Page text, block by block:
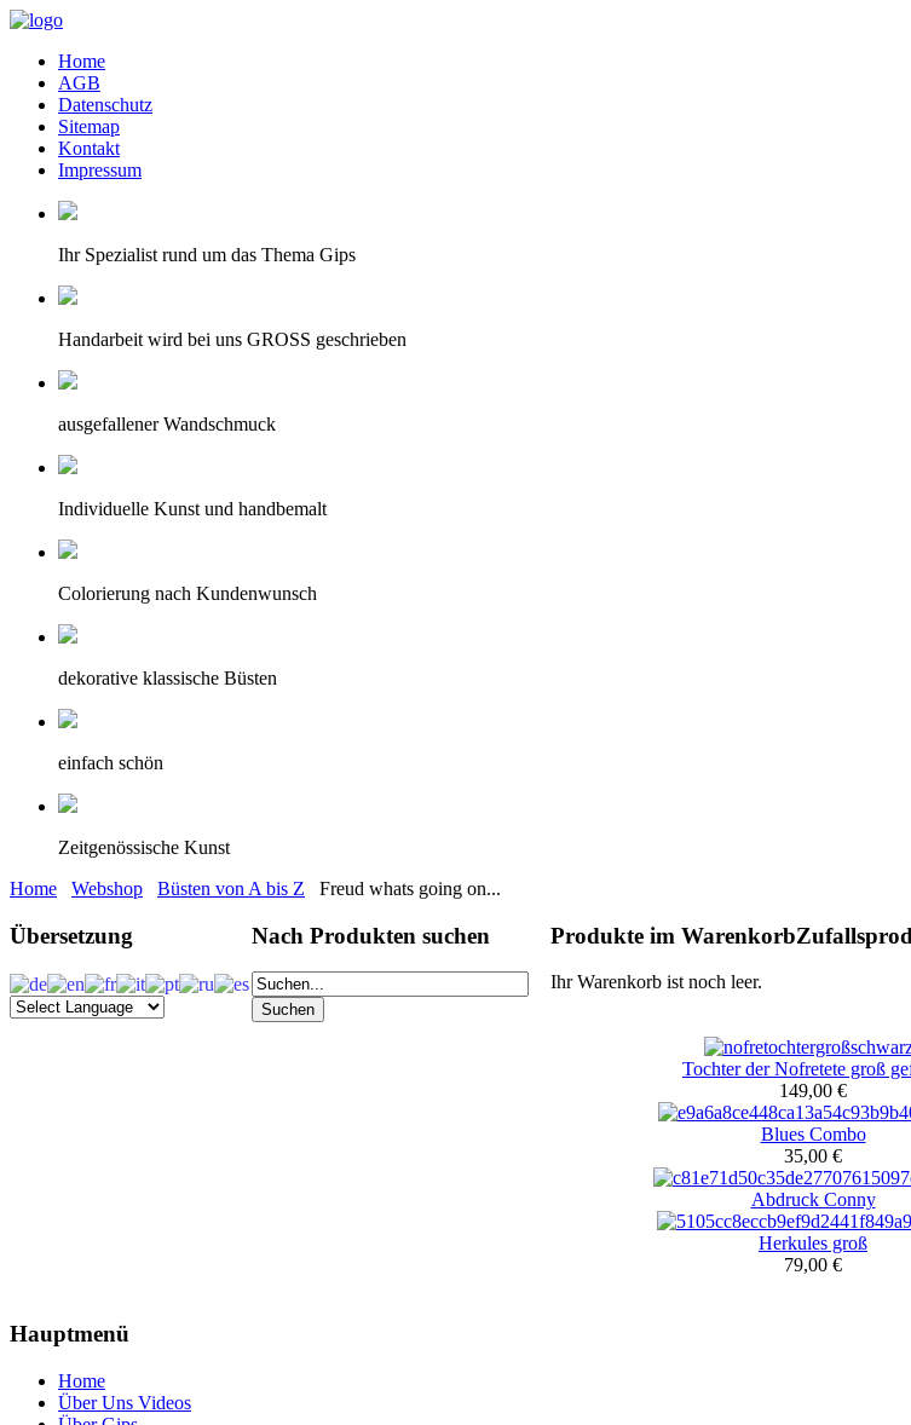
Home
AGB
Datenschutz
Sitemap
Kontakt
Impressum
Ihr Spezialist rund um das Thema Gips
Handarbeit wird bei uns GROSS geschrieben
ausgefallener Wandschmuck
Individuelle Kunst und handbemalt
Colorierung nach Kundenwunsch
dekorative klassische Büsten
einfach schön
Zeitgenössische Kunst
Home
Webshop Büsten von A bis Z Freud whats going on...
Übersetzung Nach Produkten suchen Produkte im Warenkorb
Ihr Warenkorb ist noch leer.
Tochter der Nofretete groß
149,00 €
Blues Combo
35,00 €
Abdruck Conny
Herkules groß
79,00 €
Hauptmenü
Home
Über Uns Videos